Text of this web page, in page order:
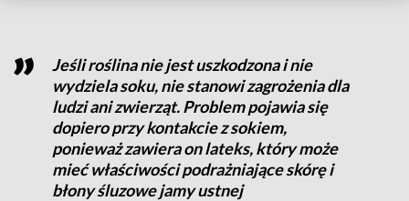
Jeśli roślina nie jest uszkodzona i nie
wydziela soku, nie stanowi zagrożenia dla
ludzi ani zwierząt. Problem pojawia się
dopiero przy kontakcie z sokiem,
ponieważ zawiera on lateks, który może
mieć właściwości podrażniające skórę i
błony śluzowe jamy ustnej